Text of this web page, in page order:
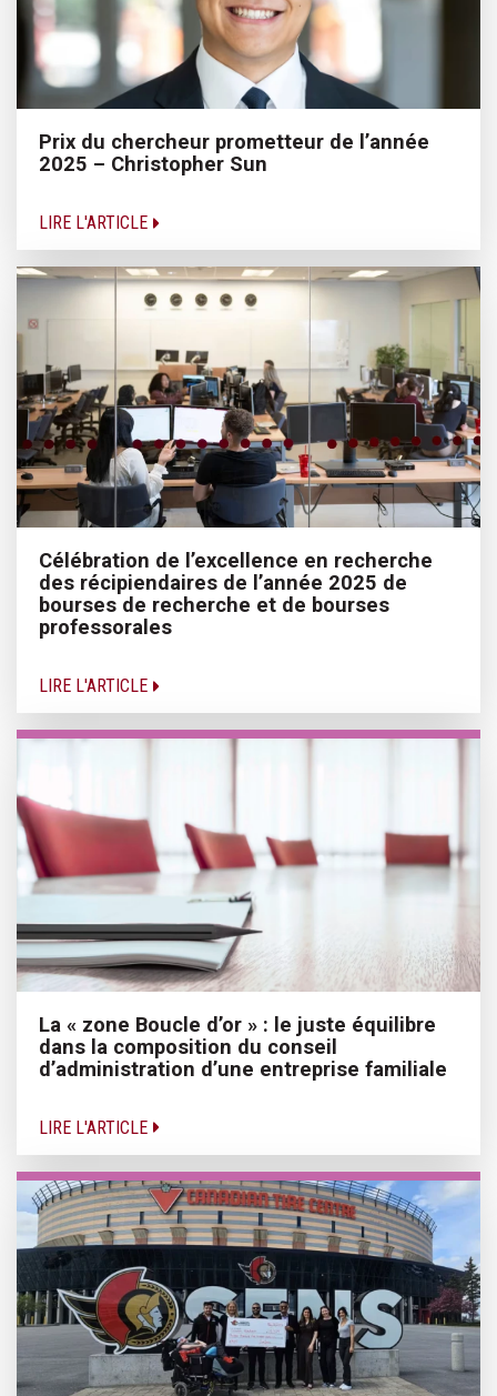
Prix du chercheur prometteur de l’année
2025 – Christopher Sun
LIRE L'ARTICLE
Célébration de l’excellence en recherche
des récipiendaires de l’année 2025 de
bourses de recherche et de bourses
professorales
LIRE L'ARTICLE
La « zone Boucle d’or » : le juste équilibre
dans la composition du conseil
d’administration d’une entreprise familiale
LIRE L'ARTICLE